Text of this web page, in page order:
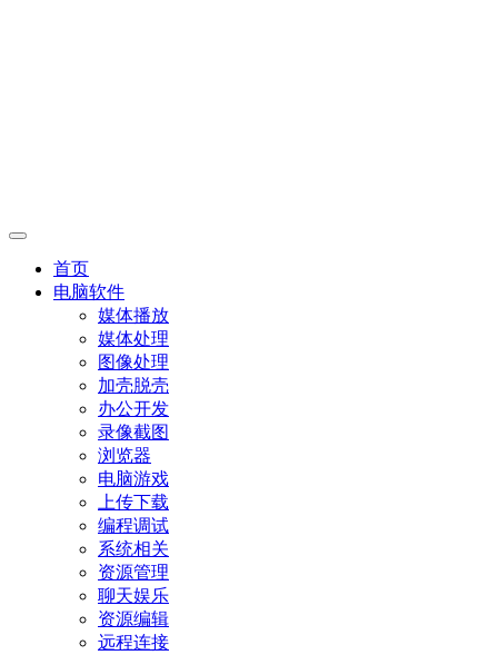
首页
电脑软件
媒体播放
媒体处理
图像处理
加壳脱壳
办公开发
录像截图
浏览器
电脑游戏
上传下载
编程调试
系统相关
资源管理
聊天娱乐
资源编辑
远程连接